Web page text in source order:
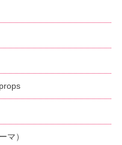
マ）